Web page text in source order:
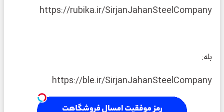
https://rubika.ir/SirjanJahanSteelCompany
بله:
https://ble.ir/SirjanJahanSteelCompany